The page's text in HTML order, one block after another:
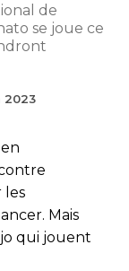
de
se joue ce
2023
les
Mais
qui jouent